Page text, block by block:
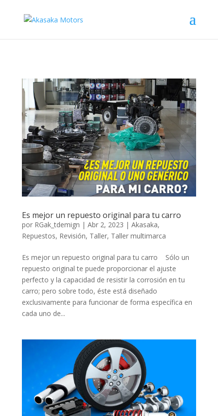
Es mejor un repuesto original para tu carro
por RGak_tdemign | Abr 2, 2023 | Akasaka,
Repuestos, Revisión, Taller, Taller multimarca
Es mejor un repuesto original para tu carro Sólo un
repuesto original te puede proporcionar el ajuste
perfecto y la capacidad de resistir la corrosión en tu
carro; pero sobre todo, éste está diseñado
exclusivamente para funcionar de forma específica en
cada uno de...